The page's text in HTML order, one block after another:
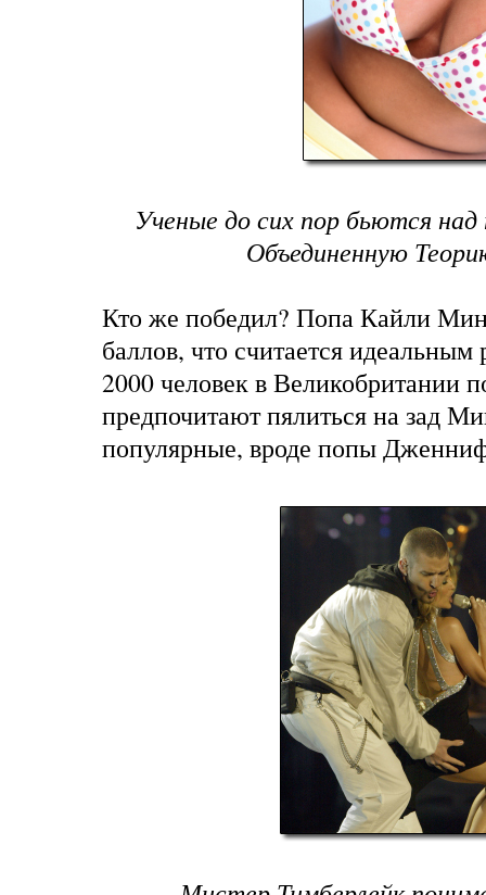
Ученые до сих пор бьются над
Объединенную
Кто же победил? Попа Кайли
баллов, что считается идеальным
2000 человекв Великобритании
предпочитают пялиться на зад
популярные, вроде попы